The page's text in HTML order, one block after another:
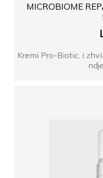
MICROBIOME
Kremi Pro-Biotic, i